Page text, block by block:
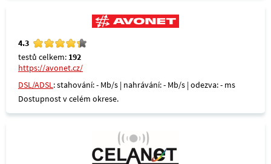
4.3
testů celkem: 192
https://avonet.cz/
DSL/ADSL: stahování: - Mb/s | nahrávání: - Mb/s | odezva: - ms
Dostupnost v celém okrese.